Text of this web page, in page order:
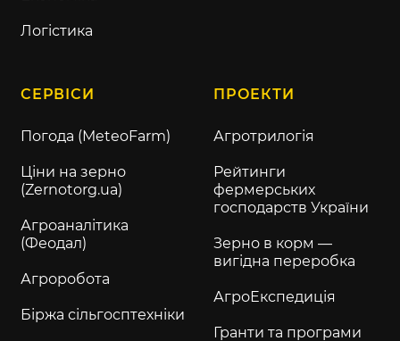
Логістика
СЕРВІСИ
Погода (MeteoFarm)
Ціни на зерно
(Zernotorg.ua)
Агроаналітика
(Феодал)
Агроробота
Біржа сільгосптехніки
ПРОЕКТИ
Агротрилогія
Рейтинги
фермерських
господарств України
Зерно в корм —
вигідна переробка
АгроЕкспедиція
Гранти та програми